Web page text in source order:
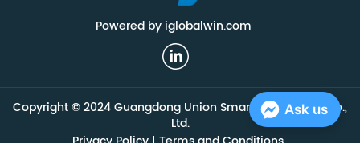
Powered by iglobalwin.com
Copyright © 2024 Guangdong Union Smart Technology Co.,
Ltd.
Ask us